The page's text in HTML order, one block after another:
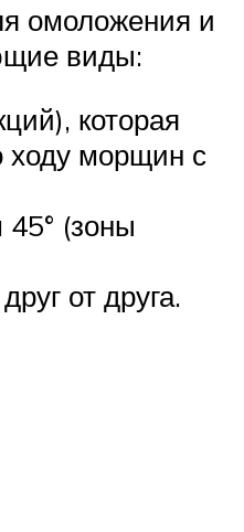
омоложения и
виды:
которая
ходу морщин с
(зоны
от друга.